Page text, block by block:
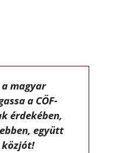
magyar
a CÖF-
érdekében,
együtt
közjót!